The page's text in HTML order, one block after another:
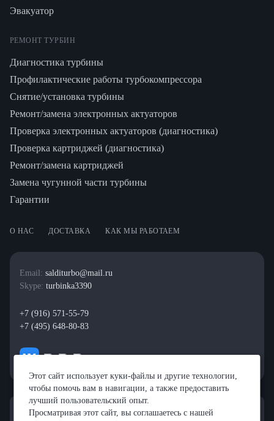
Эвакуатор
РЕМОНТ ТУРБИН
Диагностика турбины
Профилактические работы турбокомпрессора
Снятие/установка турбины
Ремонт/замена электронных актуаторов
Проверка электронных актуаторов (диагностика)
Проверка картриджей (диагностика)
Ремонт/замена картриджей
Замена чугунной части турбины
Гарантии
О НАС ДОСТАВКА КАК МЫ РАБОТАЕМ
Email: salditurbo@mail.ru
Skype: turbinka3390
+7 (916) 571-55-79
+7 (495) 648-80-83
Этот сайт использует куки-файлы и другие технологии,
чтобы помочь вам в навигации, а также предоставить
лучший пользовательский опыт.
Просматривая этот сайт, вы соглашаетесь с нашей